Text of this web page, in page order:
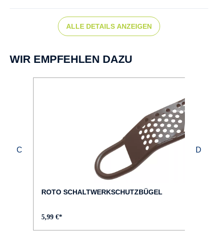
V-Brake
GABEL :
Aluminium mit 11/8 Zoll Stahl-Schaft
ALLE DETAILS ANZEIGEN
WIR EMPFEHLEN DAZU
ROTO SCHALTWERKSCHUTZBÜGEL
5,99 €*